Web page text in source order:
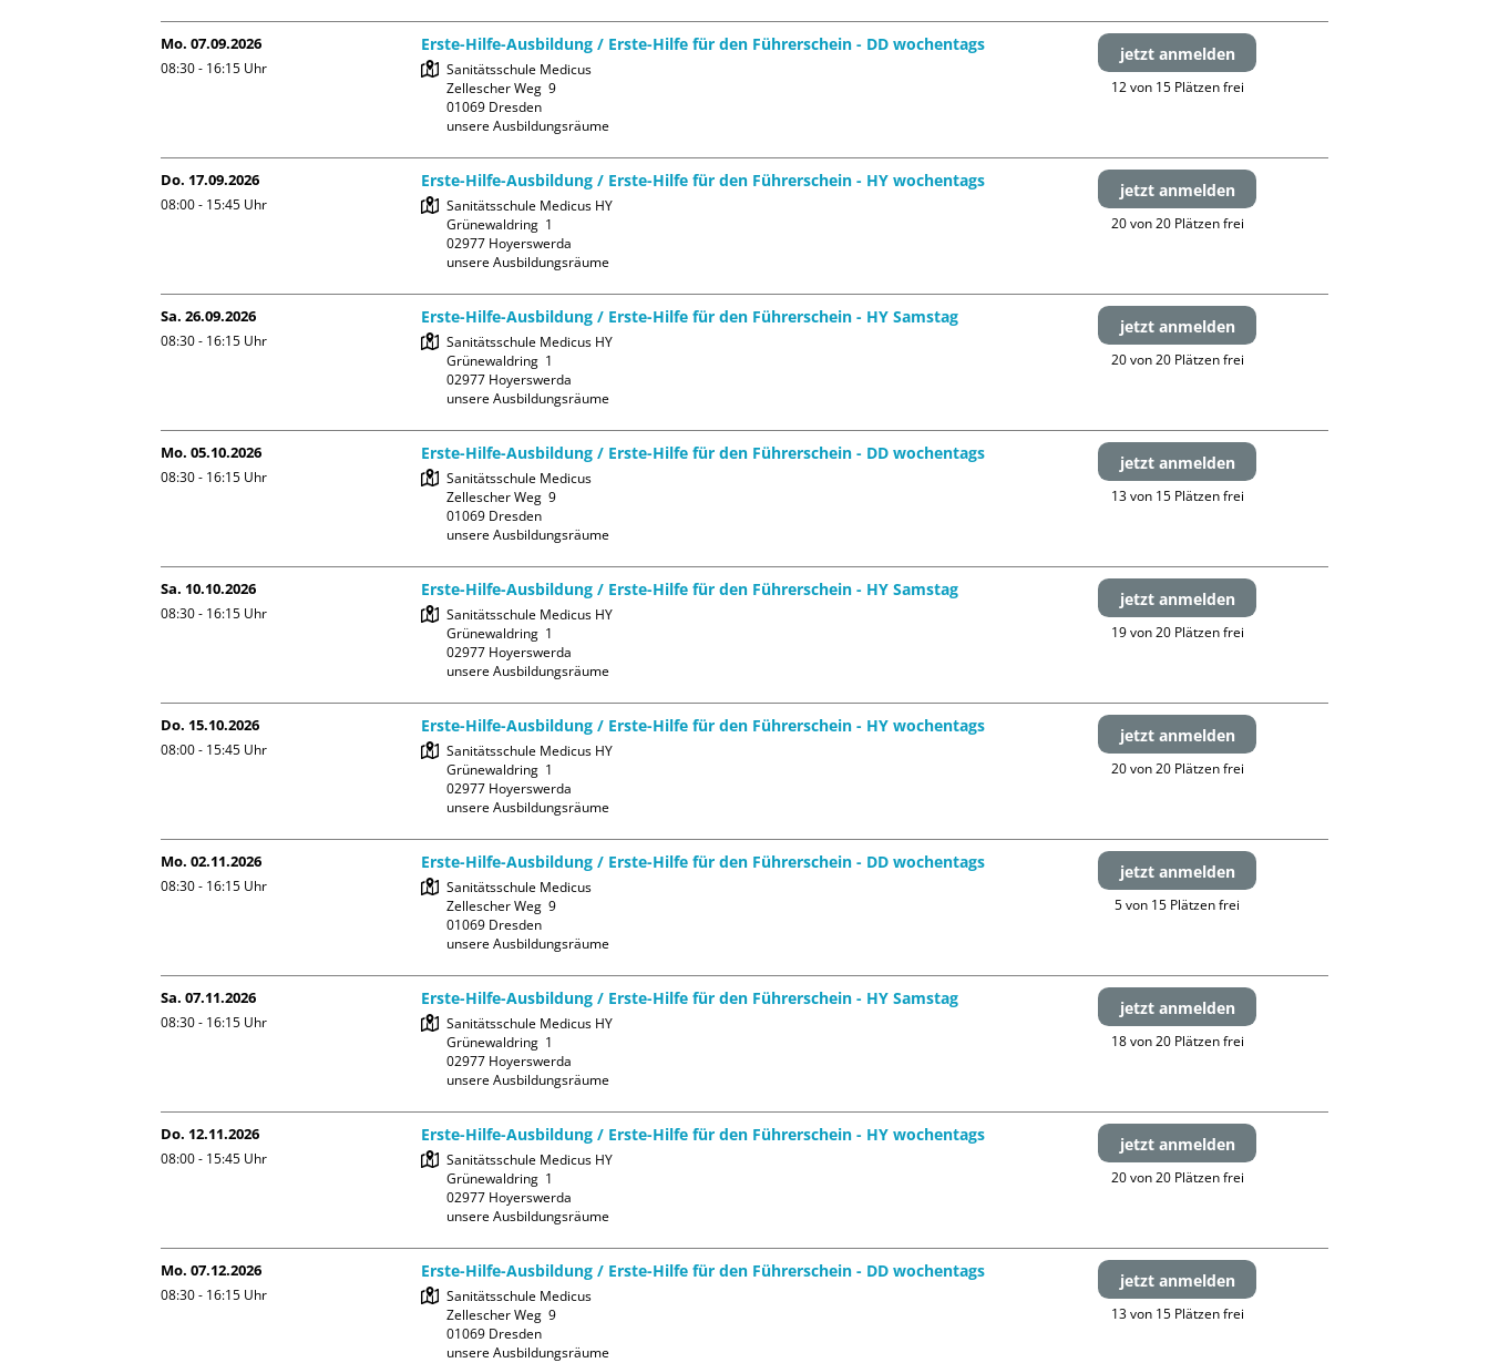
Mo. 07.09.2026
08:30 - 16:15 Uhr
Erste-Hilfe-Ausbildung / Erste-Hilfe für den Führerschein - DD wochentags
Sanitätsschule Medicus
Zellescher Weg  9
01069 Dresden
unsere Ausbildungsräume
jetzt anmelden
12 von 15 Plätzen frei
Do. 17.09.2026
08:00 - 15:45 Uhr
Erste-Hilfe-Ausbildung / Erste-Hilfe für den Führerschein - HY wochentags
Sanitätsschule Medicus HY
Grünewaldring  1
02977 Hoyerswerda
unsere Ausbildungsräume
jetzt anmelden
20 von 20 Plätzen frei
Sa. 26.09.2026
08:30 - 16:15 Uhr
Erste-Hilfe-Ausbildung / Erste-Hilfe für den Führerschein - HY Samstag
Sanitätsschule Medicus HY
Grünewaldring  1
02977 Hoyerswerda
unsere Ausbildungsräume
jetzt anmelden
20 von 20 Plätzen frei
Mo. 05.10.2026
08:30 - 16:15 Uhr
Erste-Hilfe-Ausbildung / Erste-Hilfe für den Führerschein - DD wochentags
Sanitätsschule Medicus
Zellescher Weg  9
01069 Dresden
unsere Ausbildungsräume
jetzt anmelden
13 von 15 Plätzen frei
Sa. 10.10.2026
08:30 - 16:15 Uhr
Erste-Hilfe-Ausbildung / Erste-Hilfe für den Führerschein - HY Samstag
Sanitätsschule Medicus HY
Grünewaldring  1
02977 Hoyerswerda
unsere Ausbildungsräume
jetzt anmelden
19 von 20 Plätzen frei
Do. 15.10.2026
08:00 - 15:45 Uhr
Erste-Hilfe-Ausbildung / Erste-Hilfe für den Führerschein - HY wochentags
Sanitätsschule Medicus HY
Grünewaldring  1
02977 Hoyerswerda
unsere Ausbildungsräume
jetzt anmelden
20 von 20 Plätzen frei
Mo. 02.11.2026
08:30 - 16:15 Uhr
Erste-Hilfe-Ausbildung / Erste-Hilfe für den Führerschein - DD wochentags
Sanitätsschule Medicus
Zellescher Weg  9
01069 Dresden
unsere Ausbildungsräume
jetzt anmelden
5 von 15 Plätzen frei
Sa. 07.11.2026
08:30 - 16:15 Uhr
Erste-Hilfe-Ausbildung / Erste-Hilfe für den Führerschein - HY Samstag
Sanitätsschule Medicus HY
Grünewaldring  1
02977 Hoyerswerda
unsere Ausbildungsräume
jetzt anmelden
18 von 20 Plätzen frei
Do. 12.11.2026
08:00 - 15:45 Uhr
Erste-Hilfe-Ausbildung / Erste-Hilfe für den Führerschein - HY wochentags
Sanitätsschule Medicus HY
Grünewaldring  1
02977 Hoyerswerda
unsere Ausbildungsräume
jetzt anmelden
20 von 20 Plätzen frei
Mo. 07.12.2026
08:30 - 16:15 Uhr
Erste-Hilfe-Ausbildung / Erste-Hilfe für den Führerschein - DD wochentags
Sanitätsschule Medicus
Zellescher Weg  9
01069 Dresden
unsere Ausbildungsräume
jetzt anmelden
13 von 15 Plätzen frei